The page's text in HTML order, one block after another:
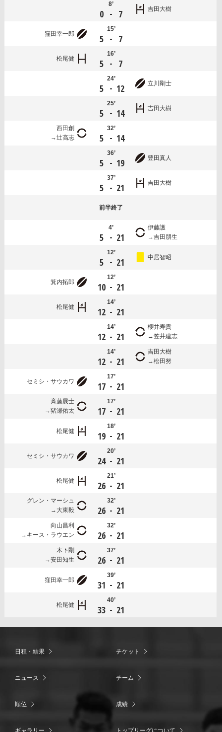
8’
0 - 7 吉田大樹
窪田幸一郎
15’
5 - 7
松尾健
16’
5 - 7
24’
5 - 12 立川剛士
25’
5 - 14 吉田大樹
西田創
辻高志
32’
5 - 14
36’
5 - 19 豊田真人
37’
5 - 21 吉田大樹
前半終了
4’
5 - 21
伊藤護
吉田朋生
12’
5 - 21 中居智昭
箕内拓郎
12’
10 - 21
松尾健
14’
12 - 21
14’
12 - 21
櫻井寿貴
笠井建志
14’
12 - 21
吉田大樹
松田努
セミシ・サウカワ
17’
17 - 21
斉藤展士
猪瀬佑太
17’
17 - 21
松尾健
18’
19 - 21
セミシ・サウカワ
20’
24 - 21
松尾健
21’
26 - 21
グレン・マーシュ
大東毅
32’
26 - 21
向山昌利
キース・ラウエン
32’
26 - 21
木下剛
安田知生
37’
26 - 21
窪田幸一郎
39’
31 - 21
松尾健
40’
33 - 21
日程・結果 チケット
ニュース チーム
順位 成績
ギャラリー トップリーグについて